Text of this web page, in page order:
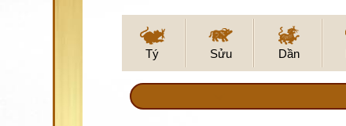
Tý Sửu Dần